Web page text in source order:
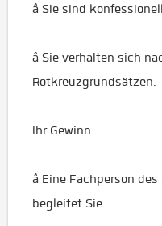
â Sie sind
â Sie verhalten sich
Rotkreuzgrundsätzen.
Ihr Gewinn
â Eine Fachperson
begleitet Sie.